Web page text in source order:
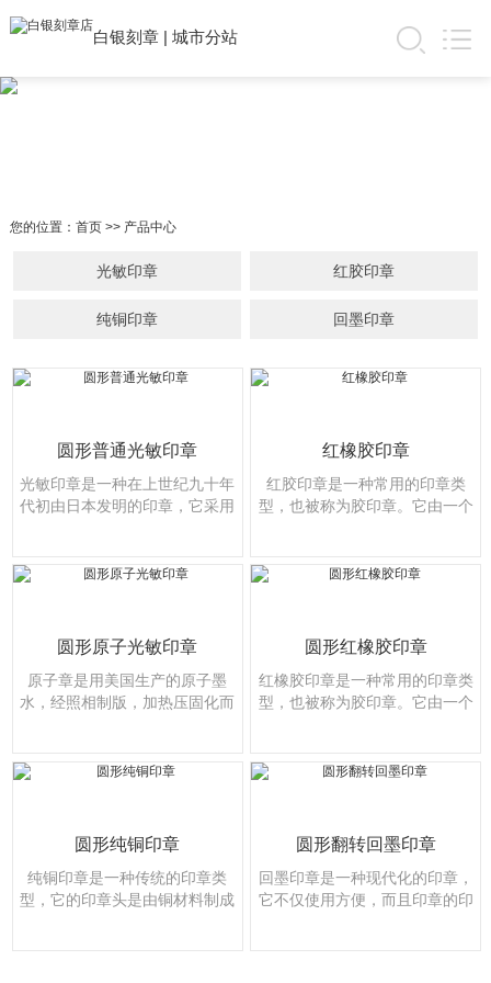
白银刻章| 城市分站
您的位置： 首页>> 产品中心
光敏印章 红胶印章
纯铜印章 回墨印章
圆形普通光敏印章
光敏印章是一种在上世纪九十年
代初由日本发明的印章，它采用
红橡胶印章
红胶印章是一种常用的印章类
型，也被称为胶印章。它由一个
圆形原子光敏印章
原子章是用美国生产的原子墨
水，经照相制版，加热压固化而
圆形红橡胶印章
红橡胶印章是一种常用的印章类
型，也被称为胶印章。它由一个
圆形纯铜印章
纯铜印章是一种传统的印章类
型，它的印章头是由铜材料制成
圆形翻转回墨印章
回墨印章是一种现代化的印章，
它不仅使用方便，而且印章的印